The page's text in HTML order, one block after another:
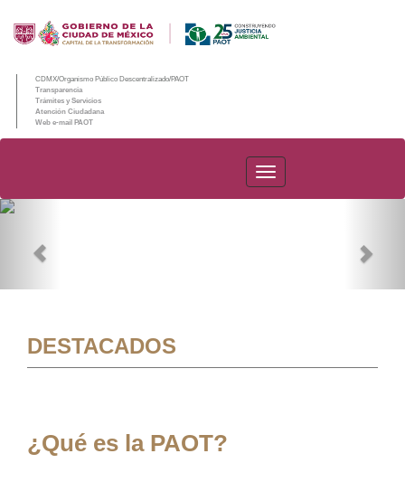
CDMX/Organismo Público Descentralizado/PAOT
Transparencia
Trámites y Servicios
Atención Ciudadana
Web e-mail PAOT
PAOT
DESTACADOS
¿Qué es la PAOT?